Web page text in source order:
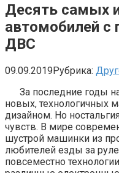
Десять самых
автомобилей с
ДВС
09.09.2019Рубрика:
За последние годы
новых, технологичных
дизайном. Но
чувств. В мире
шустрой машинки из
любителей езды за
повсеместно